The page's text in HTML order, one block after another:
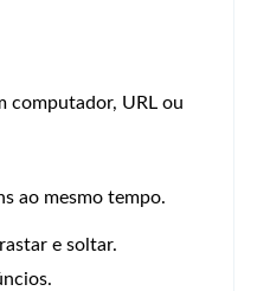
computador, URL ou
ao mesmo tempo.
e soltar.